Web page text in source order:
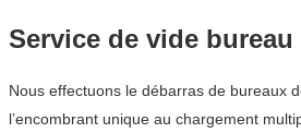
Service de vide
Nous effectuons le débarras de bureaux
l’encombrant unique au chargement